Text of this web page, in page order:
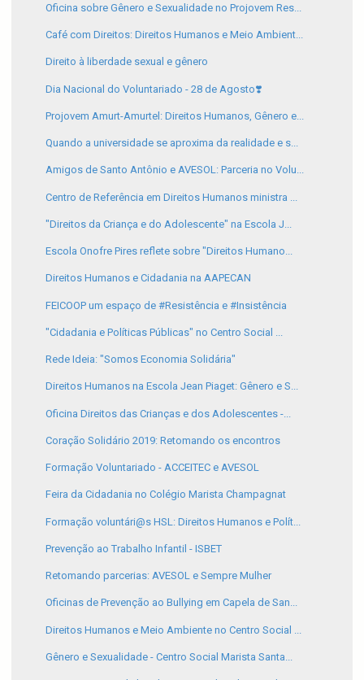
Oficina sobre Gênero e Sexualidade no Projovem Res...
Café com Direitos: Direitos Humanos e Meio Ambient...
Direito à liberdade sexual e gênero
Dia Nacional do Voluntariado - 28 de Agosto❣️
Projovem Amurt-Amurtel: Direitos Humanos, Gênero e...
Quando a universidade se aproxima da realidade e s...
Amigos de Santo Antônio e AVESOL: Parceria no Volu...
Centro de Referência em Direitos Humanos ministra ...
"Direitos da Criança e do Adolescente" na Escola J...
Escola Onofre Pires reflete sobre "Direitos Humano...
Direitos Humanos e Cidadania na AAPECAN
FEICOOP um espaço de #Resistência e #Insistência
"Cidadania e Políticas Públicas" no Centro Social ...
Rede Ideia: "Somos Economia Solidária"
Direitos Humanos na Escola Jean Piaget: Gênero e S...
Oficina Direitos das Crianças e dos Adolescentes -...
Coração Solidário 2019: Retomando os encontros
Formação Voluntariado - ACCEITEC e AVESOL
Feira da Cidadania no Colégio Marista Champagnat
Formação voluntári@s HSL: Direitos Humanos e Polít...
Prevenção ao Trabalho Infantil - ISBET
Retomando parcerias: AVESOL e Sempre Mulher
Oficinas de Prevenção ao Bullying em Capela de San...
Direitos Humanos e Meio Ambiente no Centro Social ...
Gênero e Sexualidade - Centro Social Marista Santa...